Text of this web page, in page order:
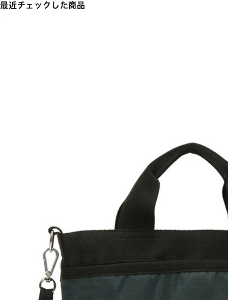
最近チェックした商品